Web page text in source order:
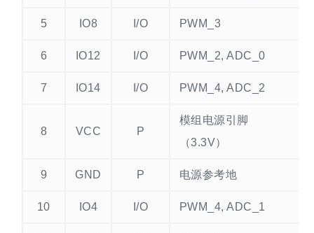
5 IO8 I/O PWM_3
6 IO12 I/O PWM_2, ADC_0
7 IO14 I/O PWM_4, ADC_2
8 VCC P
模组电源引脚
（3.3V）
9 GND P 电源参考地
10 IO4 I/O PWM_4, ADC_1